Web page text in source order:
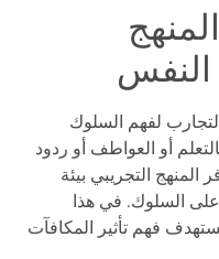
النفس
لفهم السلوك
أو العواطف أو ردود
المنهج التجريبي بيئة
على السلوك. في هذا
فهم تأثير المكافآت